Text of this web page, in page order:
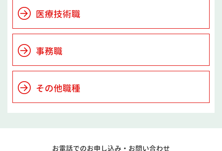
医療技術職
事務職
その他職種
お電話でのお申し込み・ お問い合わせ